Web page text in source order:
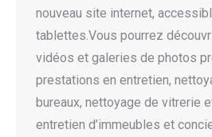
nouveau site internet,
tablettes.Vous pourrez
vidéos et galeries de photos
prestations en entretien,
bureaux, nettoyage de vitrerie
entretien d’immeubles et